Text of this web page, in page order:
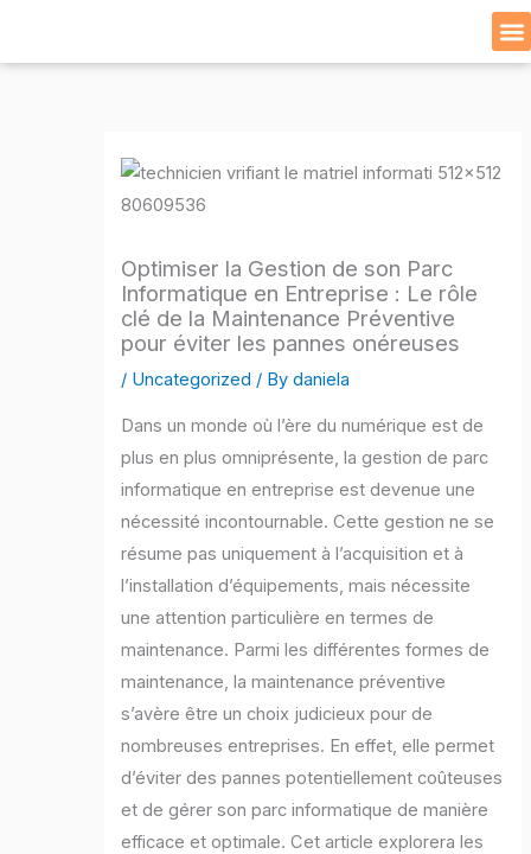
Optimiser la Gestion de son Parc
Informatique en Entreprise : Le rôle
clé de la Maintenance Préventive
pour éviter les pannes onéreuses
/ Uncategorized / Bydaniela
Dans un monde où l’ère du numérique est de
plus en plus omniprésente, la gestion de parc
informatique en entreprise est devenue une
nécessité incontournable. Cette gestion ne se
résume pas uniquement à l’acquisition et à
l’installation d’équipements, mais nécessite
une attention particulière en termes de
maintenance. Parmi les différentes formes de
maintenance, la maintenance préventive
s’avère être un choix judicieux pour de
nombreuses entreprises. En effet, elle permet
d’éviter des pannes potentiellement coûteuses
et de gérer son parc informatique de manière
efficace et optimale. Cet article explorera les